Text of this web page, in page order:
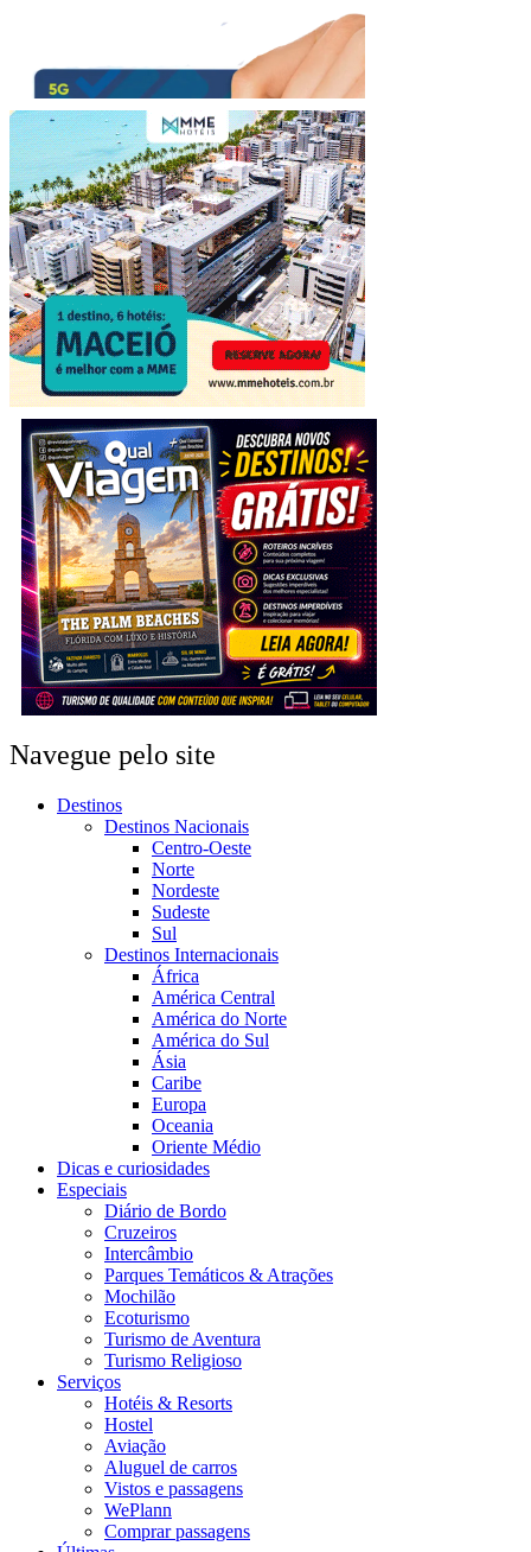
Navegue pelo site
Destinos
Destinos Nacionais
Centro-Oeste
Norte
Nordeste
Sudeste
Sul
Destinos Internacionais
África
América Central
América do Norte
América do Sul
Ásia
Caribe
Europa
Oceania
Oriente Médio
Dicas e curiosidades
Especiais
Diário de Bordo
Cruzeiros
Intercâmbio
Parques Temáticos & Atrações
Mochilão
Ecoturismo
Turismo de Aventura
Turismo Religioso
Serviços
Hotéis & Resorts
Hostel
Aviação
Aluguel de carros
Vistos e passagens
WePlann
Comprar passagens